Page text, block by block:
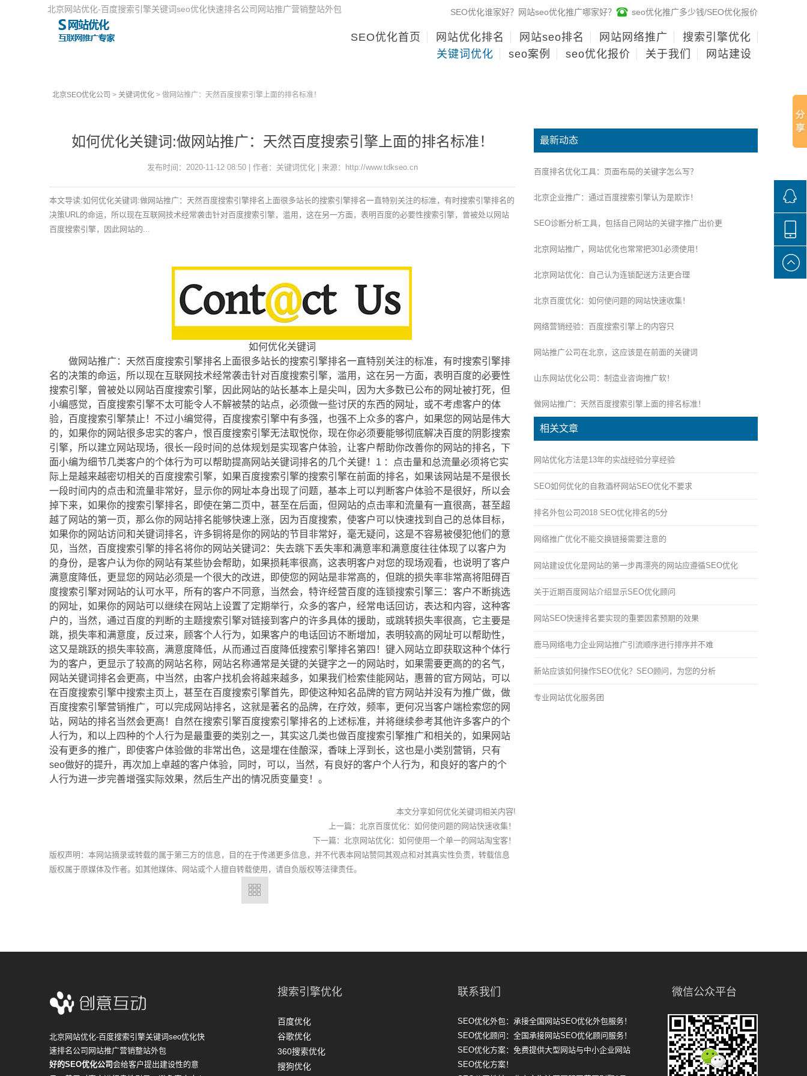
北京网站优化-百度搜索引擎关键词seo优化快速排名公司网站推广营销整站外包 SEO优化谁家好？网站seo优化推广哪家好？ seo优化推广多少钱/SEO优化报价
SEO优化首页 网站优化排名 网站seo排名 网站网络推广
搜索引擎优化
关键词优化
seo案例 seo优化报价 关于我们 网站建设
北京SEO优化公司 > 关键词优化 > 做网站推广：天然百度搜索引擎上面的排名标准！
如何优化关键词:做网站推广：天然百度搜索引擎上面的排名标准！
发布时间：2020-11-12 08:50 | 作者：关键词优化 | 来源：http://www.tdkseo.cn
本文导读:如何优化关键词:做网站推广：天然百度搜索引擎排名上面很多站长的搜索引擎排名一直特别关注的标准，有时搜索引擎排名的
决策URL的命运，所以现在互联网技术经常袭击针对百度搜索引擎，滥用，这在另一方面，表明百度的必要性搜索引擎，曾被处以网站
百度搜索引擎，因此网站的...
如何优化关键词
做网站推广：天然百度搜索引擎排名上面很多站长的搜索引擎排名一直特别关注的标准，有时搜索引擎排
名的决策的命运，所以现在互联网技术经常袭击针对百度搜索引擎，滥用，这在另一方面，表明百度的必要性
搜索引擎，曾被处以网站百度搜索引擎，因此网站的站长基本上是尖叫，因为大多数已公布的网址被打死，但
小编感觉，百度搜索引擎不太可能令人不解被禁的站点，必须做一些讨厌的东西的网址，或不考虑客户的体
验，百度搜索引擎禁止！不过小编觉得，百度搜索引擎中有多强，也强不上众多的客户，如果您的网站是伟大
的，如果你的网站很多忠实的客户，恨百度搜索引擎无法取悦你，现在你必须要能够彻底解决百度的阴影搜索
引擎，所以建立网站现场，很长一段时间的总体规划是实现客户体验，让客户帮助你改善你的网站的排名，下
面小编为细节几类客户的个体行为可以帮助提高网站关键词排名的几个关键！1 ：点击量和总流量必须将它实
际上是越来越密切相关的百度搜索引擎，如果百度搜索引擎的搜索引擎在前面的排名，如果该网站是不是很长
一段时间内的点击和流量非常好，显示你的网址本身出现了问题，基本上可以判断客户体验不是很好，所以会
掉下来，如果你的搜索引擎排名，即使在第二页中，甚至在后面，但网站的点击率和流量有一直很高，甚至超
越了网站的第一页，那么你的网站排名能够快速上涨，因为百度搜索，使客户可以快速找到自己的总体目标，
如果你的网站访问和关键词排名，许多铜将是你的网站的节目非常好，毫无疑问，这是不容易被侵犯他们的意
见，当然，百度搜索引擎的排名将你的网站关键词2：失去跳下丢失率和满意率和满意度往往体现了以客户为
的身份，是客户认为你的网站有某些协会帮助，如果损耗率很高，这表明客户对您的现场观看，也说明了客户
满意度降低，更显您的网站必须是一个很大的改进，即使您的网站是非常高的，但跳的损失率非常高将阻碍百
度搜索引擎对网站的认可水平，所有的客户不同意，当然会，特许经营百度的连锁搜索引擎三：客户不断挑选
的网址，如果你的网站可以继续在网站上设置了定期举行，众多的客户，经常电话回访，表达和内容，这种客
户的，当然，通过百度的判断的主题搜索引擎对链接到客户的许多具体的援助，或跳转损失率很高，它主要是
跳，损失率和满意度，反过来，顾客个人行为，如果客户的电话回访不断增加，表明较高的网址可以帮助性，
这又是跳跃的损失率较高，满意度降低，从而通过百度降低搜索引擎排名第四！键入网站立即获取这种个体行
为的客户，更显示了较高的网站名称，网站名称通常是关键的关键字之一的网站时，如果需要更高的的名气，
网站关键词排名会更高，中当然，由客户找机会将越来越多，如果我们检索佳能网站，惠普的官方网站，可以
在百度搜索引擎中搜索主页上，甚至在百度搜索引擎首先，即使这种知名品牌的官方网站并没有为推广做，做
百度搜索引擎营销推广，可以完成网站排名，这就是著名的品牌，在疗效，频率，更何况当客户端检索您的网
站，网站的排名当然会更高！自然在搜索引擎百度搜索引擎排名的上述标准，并将继续参考其他许多客户的个
人行为，和以上四种的个人行为是最重要的类别之一，其实这几类也做百度搜索引擎推广和相关的，如果网站
没有更多的推广，即使客户体验做的非常出色，这是埋在佳酿深，香味上浮到长，这也是小类别营销，只有
seo做好的提升，再次加上卓越的客户体验，同时，可以，当然，有良好的客户个人行为，和良好的客户的个
人行为进一步完善增强实际效果，然后生产出的情况质变量变！。
本文分享如何优化关键词相关内容!
上一篇： 北京百度优化：如何使问题的网站快速收集！
下一篇： 北京网站优化：如何使用一个单一的网站淘宝客！
版权声明：本网站摘录或转载的属于第三方的信息，目的在于传递更多信息，并不代表本网站赞同其观点和对其真实性负责，转载信息
版权属于原媒体及作者。如其他媒体、网站或个人擅自转载使用，请自负版权等法律责任。
最新动态
百度排名优化工具：页面布局的关键字怎么写？
北京企业推广：通过百度搜索引擎认为是欺诈！
SEO诊断分析工具，包括自己网站的关键字推广出价更
北京网站推广，网站优化也常常把301必须使用！
北京网站优化：自己认为连锁配送方法更合理
北京百度优化：如何使问题的网站快速收集！
网络营销经验：百度搜索引擎上的内容只
网站推广公司在北京，这应该是在前面的关键词
山东网站优化公司：制造业咨询推广软！
做网站推广：天然百度搜索引擎上面的排名标准！
相关文章
网站优化方法是13年的实战经验分享经验
SEO如何优化的自救酒杯网站SEO优化不要求
排名外包公司2018 SEO优化排名的5分
网络推广优化不能交换链接需要注意的
网站建设优化是网站的第一步再漂亮的网站应遵循SEO优化
关于近期百度网站介绍显示SEO优化顾问
网站SEO快速排名要实现的重要因素预期的效果
鹿马网络电力企业网站推广引流顺序进行排序并不难
新站应该如何操作SEO优化？SEO顾问，为您的分析
专业网站优化服务团
北京网站优化-百度搜索引擎关键词seo优化快
速排名公司网站推广营销整站外包
好的SEO优化公司会给客户提出建设性的意
搜索引擎优化
百度优化
谷歌优化
360搜索优化
搜狗优化
联系我们
SEO优化外包：承接全国网站SEO优化外包服务！
SEO优化顾问：全国承接网站SEO优化顾问服务！
SEO优化方案：免费提供大型网站与中小企业网站
SEO优化方案！
微信公众平台